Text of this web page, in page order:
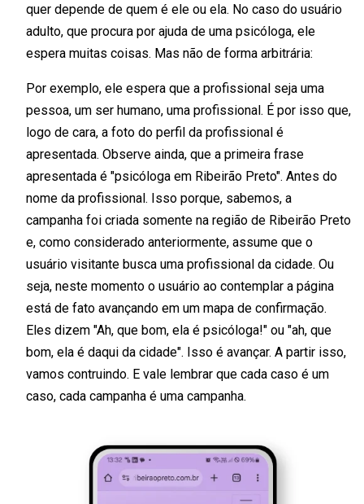
quer depende de quem é ele ou ela. No caso do usuário
adulto, que procura por ajuda de uma psicóloga, ele
espera muitas coisas. Mas não de forma arbitrária:
Por exemplo, ele espera que a profissional seja uma
pessoa, um ser humano, uma profissional. É por isso que,
logo de cara, a foto do perfil da profissional é
apresentada. Observe ainda, que a primeira frase
apresentada é "psicóloga em Ribeirão Preto". Antes do
nome da profissional. Isso porque, sabemos, a
campanha foi criada somente na região de Ribeirão Preto
e, como considerado anteriormente, assume que o
usuário visitante busca uma profissional da cidade. Ou
seja, neste momento o usuário ao contemplar a página
está de fato avançando em um mapa de confirmação.
Eles dizem "Ah, que bom, ela é psicóloga!" ou "ah, que
bom, ela é daqui da cidade". Isso é avançar. A partir isso,
vamos contruindo. E vale lembrar que cada caso é um
caso, cada campanha é uma campanha.